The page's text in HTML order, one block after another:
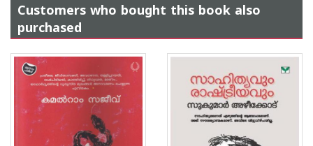
Customers who bought this book also
purchased